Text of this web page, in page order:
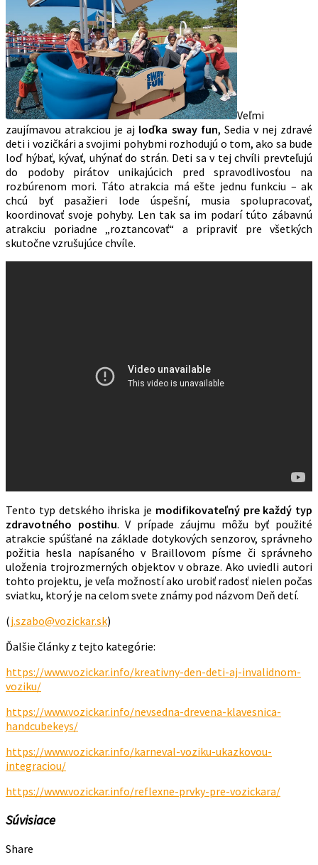
Veľmi
zaujímavou atrakciou je aj loďka sway fun, Sedia v nej zdravé
deti i vozičkári a svojimi pohybmi rozhodujú o tom, ako sa bude
loď hýbať, kývať, uhýnať do strán. Deti sa v tej chvíli prevteľujú
do podoby pirátov unikajúcich pred spravodlivosťou na
rozbúrenom mori. Táto atrakcia má ešte jednu funkciu – ak
chcú byť pasažieri lode úspešní, musia spolupracovať,
koordinovať svoje pohyby. Len tak sa im podarí túto zábavnú
atrakciu poriadne „roztancovať“ a pripraviť pre všetkých
skutočne vzrušujúce chvíle.
Tento typ detského ihriska je modifikovateľný pre každý typ
zdravotného postihu. V prípade záujmu môžu byť použité
atrakcie spúšťané na základe dotykových senzorov, správneho
požitia hesla napísaného v Braillovom písme či správneho
uloženia trojrozmerných objektov v obraze. Ako uviedli autori
tohto projektu, je veľa možností ako urobiť radosť nielen počas
sviatku, ktorý je na celom svete známy pod názvom Deň detí.
(j.szabo@vozickar.sk)
Ďalšie články z tejto kategórie:
https://www.vozickar.info/kreativny-den-deti-aj-invalidnom-
voziku/
https://www.vozickar.info/nevsedna-drevena-klavesnica-
handcubekeys/
https://www.vozickar.info/karneval-voziku-ukazkovou-
integraciou/
https://www.vozickar.info/reflexne-prvky-pre-vozickara/
Súvisiace
Share